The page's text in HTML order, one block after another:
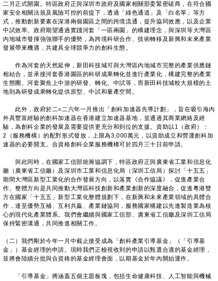
二月正式開園。特區政府正與深圳市政府及國家相關部委緊密磋商，在符合國
家安全相關法規及風險可控的前提下，透過「綠色通道」及「白名單」等方
式，推動創新要素在深港兩個園區之間的跨境流通，提升協同效應，以及企業
中試效率。政府期望通過實踐河套「一區兩園」的構建理念，與深圳等大灣區
內地城市發揮強強聯手的優勢，為跨境科研合作、技術轉移及新興和未來產業
發展帶來機遇，共建具全球競爭力的創科生態。
作為河套的天然延伸，新田科技城可與大灣區內地城市完整的產業供應鏈
相結合，並承接河套香港園區的科研成果轉化並進行產業化，構建完整的產業
生態圈。河套聚焦上中游的研發、轉化、中試等，而新田科技城較大規模的土
地則為研發成果轉化提供原型、中試和量產空間。
此外，政府於二○二六年一月推出「創科加速器先導計劃」，旨在吸引海內
外具豐富經驗的創科加速器在香港建立加速器基地，並通過其商業網絡及經
驗，為創科企業的發展及需要提供更充分和到位的支援。資助以1（政府）：
2（服務機構）的配對形式發放，上限為3,000萬元，以資助成立和營運創科加
速器的必要開支。合資格創科企業服務機構可於四月三十日前申請。
與此同時，在國家工信部統籌協調下，特區政府正與廣東省工業和信息化
廳（廣東省工信廳）及深圳市工業和信息化局（深圳工信局）探討「十五五」
期間大灣區新型工業化的合作發展方向，以落實《合作協議》，促進產業合
作。整體方向是共同推動大灣區科技創新和產業創新的深度融合，促進粵港雙
方在國家「十五五」新型工業化整體規劃下，在新興和未來產業領域的具體合
作，達至優勢互補、互利共贏、產業鏈協同，服務國家構建以先進製造業為核
心的現代化產業體系。我們會繼續與國家工信部、廣東省工信廳及深圳工信局
保持緊密溝通，共同推進相關工作。
（二）我們剛於今年一月中截止接受成為「創科產業引導基金」（「引導基
金」）基金經理的申請。現時我們正檢視收到的申請以甄選合適的基金經理，
並將會陸續分批與合資格的基金經理會面，以期基金於年內開始運作。
「引導基金」將涵蓋五個主題板塊，包括生命健康科技、人工智能與機械